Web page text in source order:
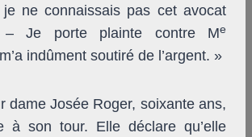
je ne connaissais pas cet avocat
– Je porte plainte contre Me
indûment soutiré de l’argent. »
dame Josée Roger, soixante ans,
à son tour. Elle déclare qu’elle